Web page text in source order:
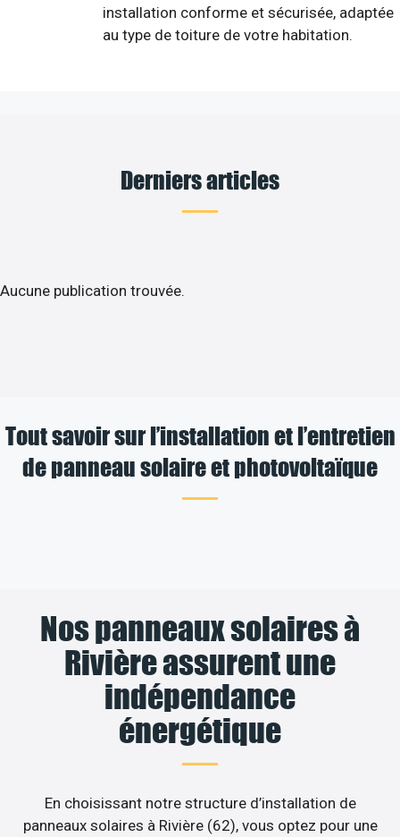
installation conforme et sécurisée, adaptée
au type de toiture de votre habitation.
Derniers articles
Aucune publication trouvée.
Tout savoir sur l’installation et l’entretien
de panneau solaire et photovoltaïque
Nos panneaux solaires à
Rivière assurent une
indépendance
énergétique
En choisissant notre structure d’installation de
panneaux solaires à Rivière (62), vous optez pour une